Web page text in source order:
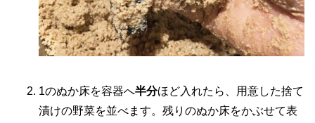
1のぬか床を容器へ半分ほど入れたら、用意した捨て
漬けの野菜を並べます。残りのぬか床をかぶせて表